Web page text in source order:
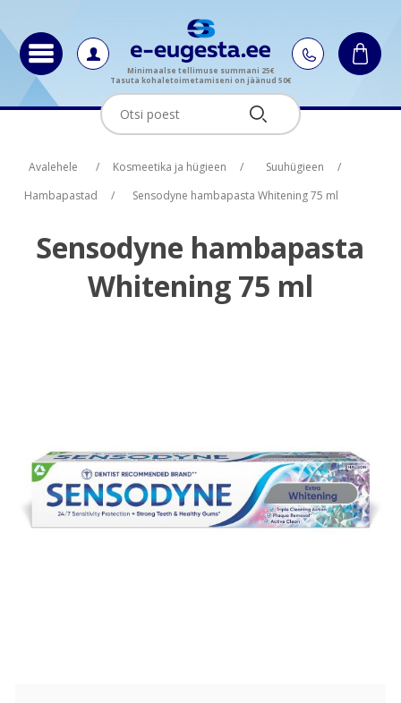
Minimaalse tellimuse summani 25€
Tasuta kohaletoimetamiseni on jäänud 50€
Avalehele / Kosmeetika ja hügieen / Suuhügieen
/
Hambapastad
/ Sensodyne hambapasta Whitening 75 ml
Sensodyne hambapasta
Whitening 75 ml